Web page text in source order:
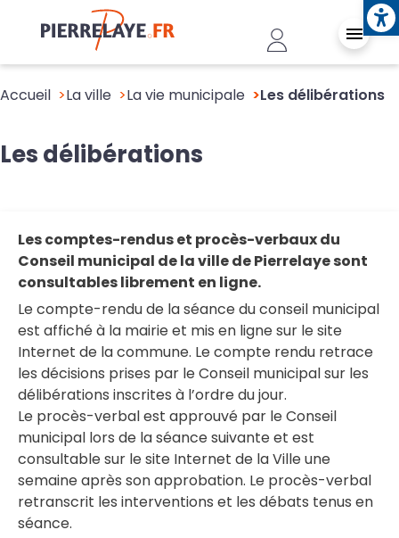
Aller au contenu principal
Header -
Accueil La ville La vie municipale Les délibérations
Les délibérations
Les comptes-rendus et procès-verbaux du
Conseil municipal de la ville de Pierrelaye sont
consultables librement en ligne.
Le compte-rendu de la séance du conseil municipal
est affiché à la mairie et mis en ligne sur le site
Internet de la commune. Le compte rendu retrace
les décisions prises par le Conseil municipal sur les
délibérations inscrites à l’ordre du jour.
Le procès-verbal est approuvé par le Conseil
municipal lors de la séance suivante et est
consultable sur le site Internet de la Ville une
semaine après son approbation. Le procès-verbal
retranscrit les interventions et les débats tenus en
séance.